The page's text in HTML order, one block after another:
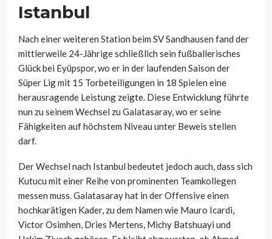
Istanbul
Nach einer weiteren Station beim SV Sandhausen fand der
mittlerweile 24-Jährige schließlich sein fußballerisches
Glück bei Eyüpspor, wo er in der laufenden Saison der
Süper Lig mit 15 Torbeteiligungen in 18 Spielen eine
herausragende Leistung zeigte. Diese Entwicklung führte
nun zu seinem Wechsel zu Galatasaray, wo er seine
Fähigkeiten auf höchstem Niveau unter Beweis stellen
darf.
Der Wechsel nach Istanbul bedeutet jedoch auch, dass sich
Kutucu mit einer Reihe von prominenten Teamkollegen
messen muss. Galatasaray hat in der Offensive einen
hochkarätigen Kader, zu dem Namen wie Mauro Icardi,
Victor Osimhen, Dries Mertens, Michy Batshuayi und